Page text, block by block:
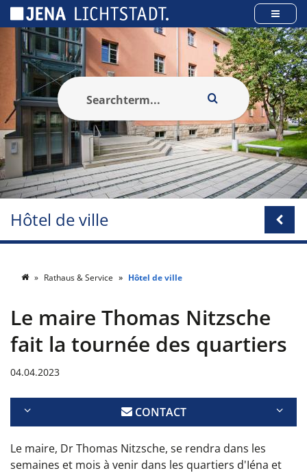
Hôtel de ville
Rathaus & Service Hôtel de ville
Le maire Thomas Nitzsche
fait la tournée des quartiers
04.04.2023
CONTACT
Le maire, Dr Thomas Nitzsche, se rendra dans les
semaines et mois à venir dans les quartiers d'Iéna et
Panneau de gestion des cookies